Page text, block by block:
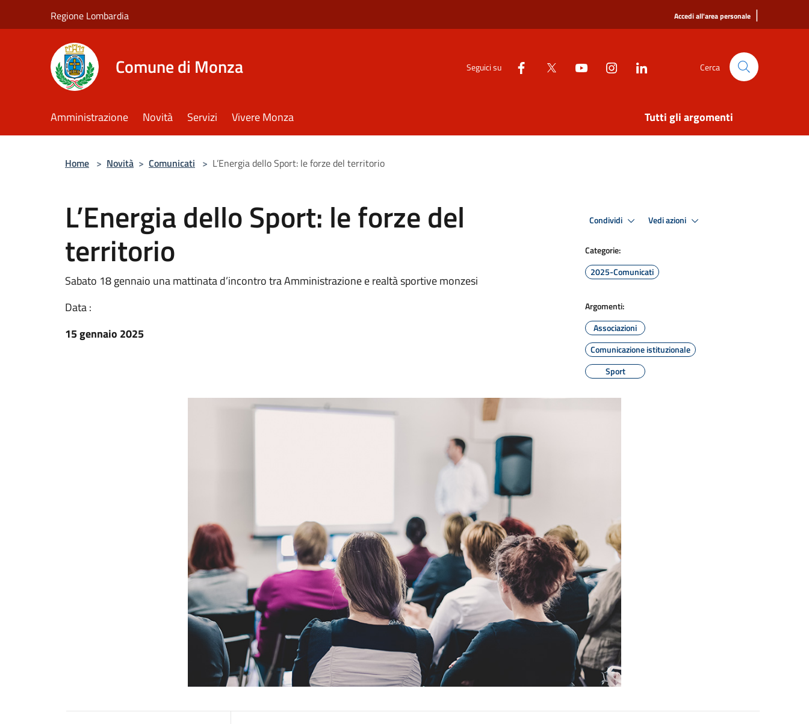
Regione Lombardia Accedi all'area personale |
Comune di Monza Seguici su Cerca
Amministrazione Novità Servizi Vivere Monza Tutti gli argomenti
Home > Novità > Comunicati > L’Energia dello Sport: le forze del territorio
L’Energia dello Sport: le forze del
territorio
Sabato 18 gennaio una mattinata d’incontro tra Amministrazione e realtà sportive monzesi
Data :
15 gennaio 2025
Condividi Vedi azioni
Categorie:
2025-Comunicati
Argomenti:
Associazioni
Comunicazione istituzionale
Sport